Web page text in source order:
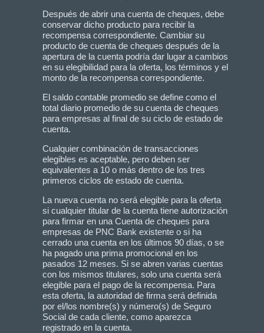
Después de abrir una cuenta de cheques, debe
conservar dicho producto para recibir la
recompensa correspondiente. Cambiar su
producto de cuenta de cheques después de la
apertura de la cuenta podría dar lugar a cambios
en su elegibilidad para la oferta, los términos y el
monto de la recompensa correspondiente.
El saldo contable promedio se define como el
total diario promedio de su cuenta de cheques
para empresas al final de su ciclo de estado de
cuenta.
Cualquier combinación de transacciones
elegibles es aceptable, pero deben ser
equivalentes a 10 o más dentro de los tres
primeros ciclos de estado de cuenta.
La nueva cuenta no será elegible para la oferta
si cualquier titular de la cuenta tiene autorización
para firmar en una Cuenta de cheques para
empresas de PNC Bank existente o si ha
cerrado una cuenta en los últimos 90 días, o se
ha pagado una prima promocional en los
pasados 12 meses. Si se abren varias cuentas
con los mismos titulares, solo una cuenta será
elegible para el pago de la recompensa. Para
esta oferta, la autoridad de firma será definida
por el/los nombre(s) y número(s) de Seguro
Social de cada cliente, como aparezca
registrado en la cuenta.